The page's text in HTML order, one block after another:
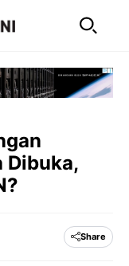
Dibuka,
Share